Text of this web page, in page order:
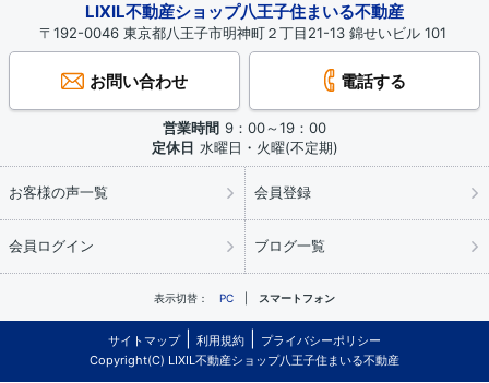
LIXIL不動産ショップ八王子住まいる不動産
〒192-0046 東京都八王子市明神町２丁目21-13 錦せいビル 101
お問い合わせ 電話する
営業時間 9：00～19：00
定休日 水曜日・火曜(不定期)
お客様の声一覧 会員登録
会員ログイン ブログ一覧
表示切替： PC スマートフォン
サイトマップ 利用規約
プライバシーポリシー
Copyright(C) LIXIL不動産ショップ八王子住まいる不動産